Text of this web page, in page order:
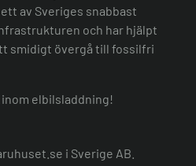
av Sveriges snabbast
och har hjälpt
smidigt övergå till fossilfri
elbilsladdning!
i Sverige AB.